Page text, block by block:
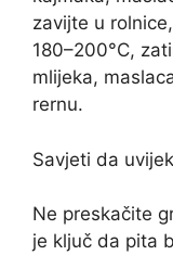
zavijte u
180–200°C,
mlijeka,
rernu.
Savjeti da
Ne preskačite
je ključ da pita